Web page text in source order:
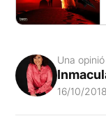
Una
16/10/2018